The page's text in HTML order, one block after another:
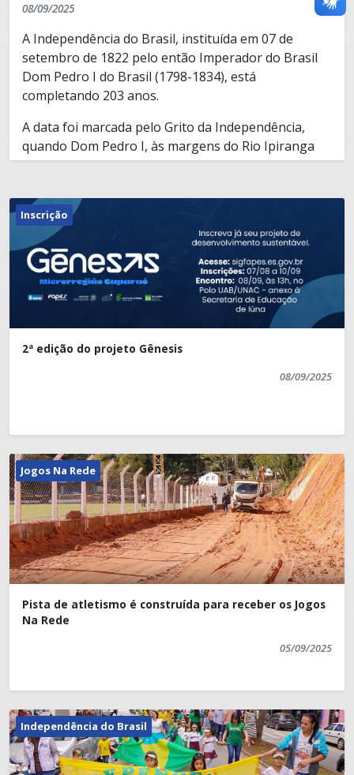
08/09/2025
A Independência do Brasil, instituída em 07 de
setembro de 1822 pelo então Imperador do Brasil
Dom Pedro I do Brasil (1798-1834), está
completando 203 anos.
A data foi marcada pelo Grito da Independência,
quando Dom Pedro I, às margens do Rio Ipiranga
(SP), entoou a frase simbólica “Independência ou
Portugal, na qual o Brasil deixou de ser uma colônia
portuguesa (desde o ano 1500) e passou a ser uma
nação independente.
Setor de Comunicação Institucional
comunicacao@iuna.es.gov.br
Inscrição
2ª edição do projeto Gênesis
08/09/2025
Jogos Na Rede
Pista de atletismo é construída para receber os Jogos
Na Rede
05/09/2025
Independência do Brasil